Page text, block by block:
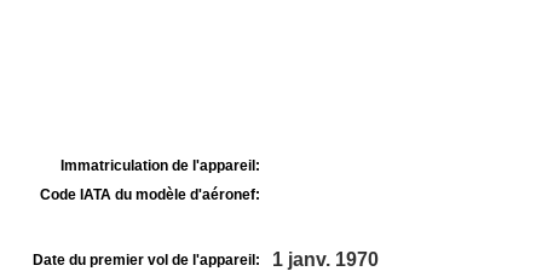
Immatriculation de l'appareil:
Code IATA du modèle d'aéronef:
Date du premier vol de l'appareil: 1 janv. 1970